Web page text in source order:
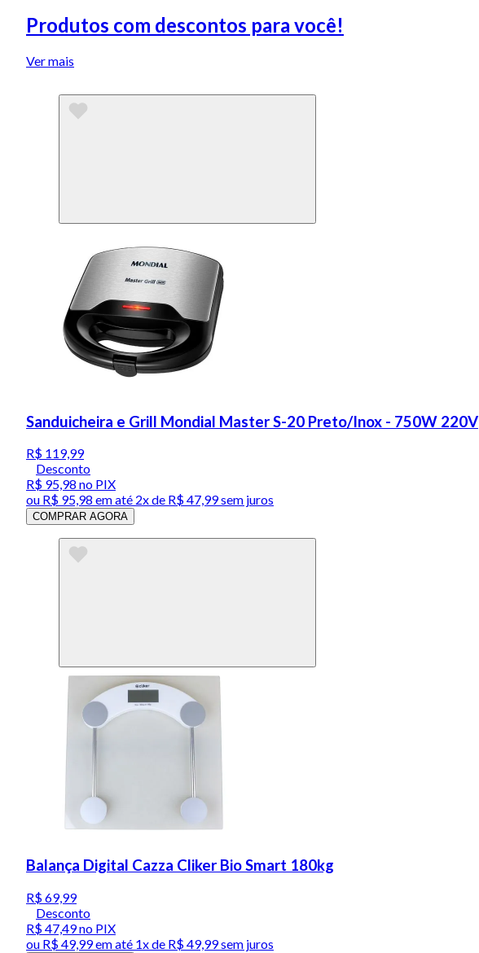
Produtos com descontos para você!
Ver mais
Sanduicheira e Grill Mondial Master S-20 Preto/Inox - 750W 220V
R$ 119,99
Desconto
R$ 95,98 no PIX
ou R$ 95,98 em até 2x de R$ 47,99 sem juros
COMPRAR AGORA
Balança Digital Cazza Cliker Bio Smart 180kg
R$ 69,99
Desconto
R$ 47,49no PIX
ou R$ 49,99em até 1x de R$ 49,99sem juros